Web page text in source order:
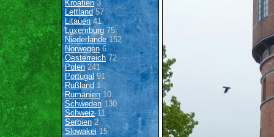
Kroatien3
Lettland57
Litauen41
Luxemburg 75
Niederlande152
Norwegen6
Oesterreich72
Polen 241
Portugal91
Rußland 1
Rumänien10
Schweden 130
Schweiz11
Serbien2
Slowakei15